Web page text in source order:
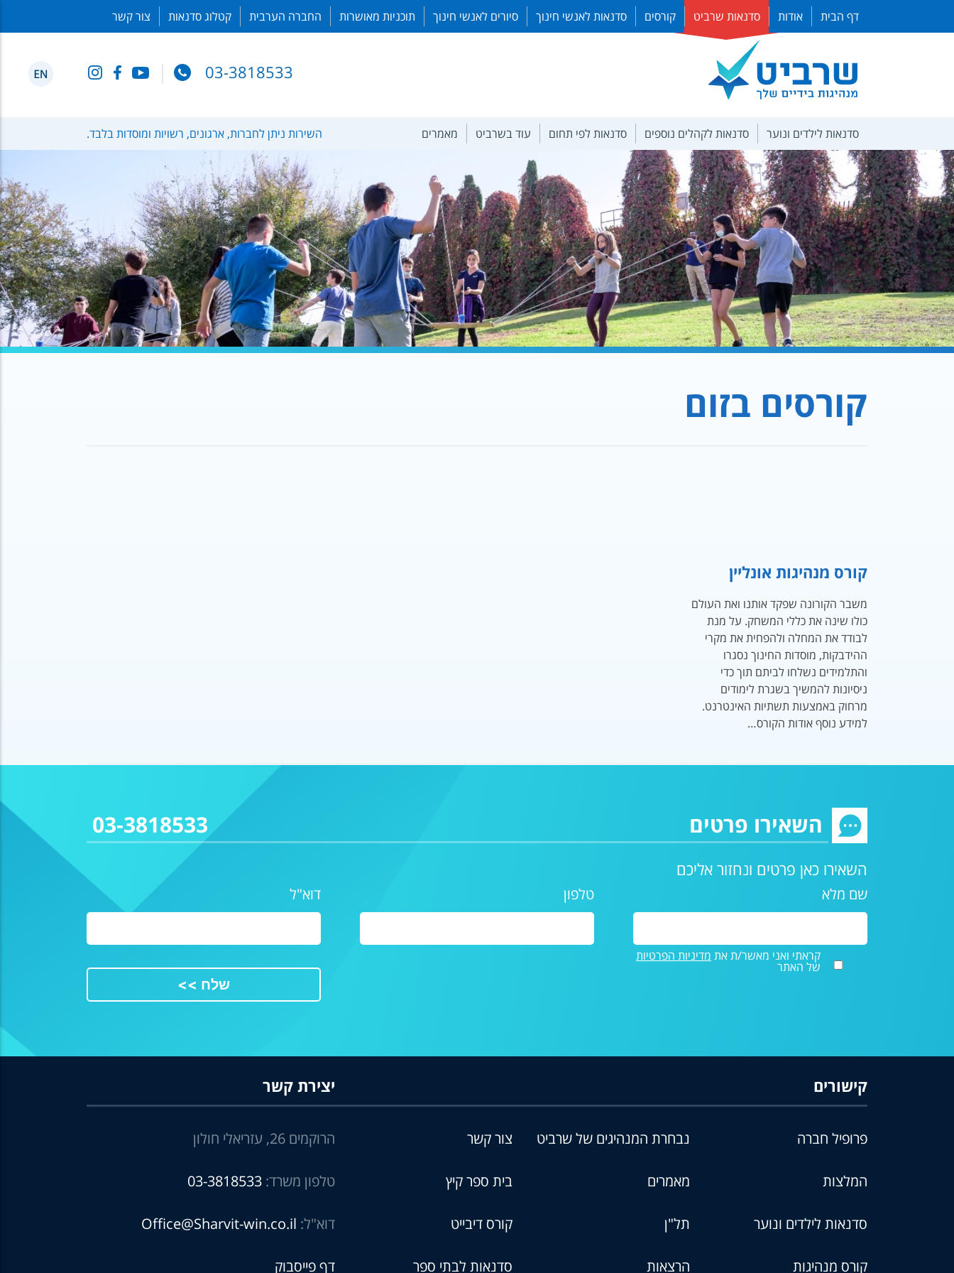
דף הבית אודות סדנאות שרביט קורסים סדנאות לאנשי חינוך סיורים לאנשי חינוך תוכניות מאושרות החברה הערבית קטלוג סדנאות צור קשר
03-3818533
סדנאות לילדים ונוער סדנאות לקהלים נוספים סדנאות לפי תחום עוד בשרביט מאמרים השירות ניתן לחברות, ארגונים, רשויות ומוסדות בלבד.
קורסים בזום
קורס מנהיגות אונליין
משבר הקורונה שפקד אותנו ואת העולם
כולו שינה את כללי המשחק. על מנת
לבודד את המחלה ולהפחית את מקרי
ההידבקות, מוסדות החינוך נסגרו
והתלמידים נשלחו לביתם תוך כדי
ניסיונות להמשיך בשגרת לימודים
מרחוק באמצעות תשתיות האינטרנט.
למידע נוסף אודות הקורס…
השאירו פרטים 03-3818533
השאירו כאן פרטים ונחזור אליכם
שם מלא טלפון דוא"ל
קראתי ואני מאשר/ת את מדיניות הפרטיות
של האתר
קישורים
פרופיל חברה נבחרת המנהיגים של שרביט צור קשר
המלצות מאמרים בית ספר קיץ
סדנאות לילדים ונוער תל"ן קורס דיבייט
קורס מנהיגות הרצאות סדנאות לבתי ספר
יצירת קשר
הרוקמים 26, עזריאלי חולון
טלפון משרד: 03-3818533
דוא"ל: Office@Sharvit-win.co.il
דף פייסבוק